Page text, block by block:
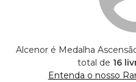
Alcenor é Medalha
total de 16
Entenda o nosso